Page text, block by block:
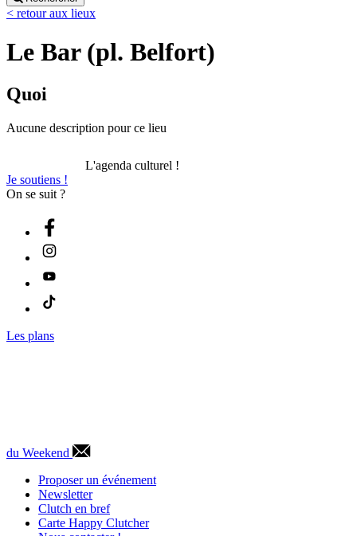
< retour aux lieux
Le Bar (pl. Belfort)
Quoi
Aucune description pour ce lieu
L'agenda culturel !
Je soutiens !
On se suit ?
Les plans
du Weekend
Proposer un événement
Newsletter
Clutch en bref
Carte Happy Clutcher